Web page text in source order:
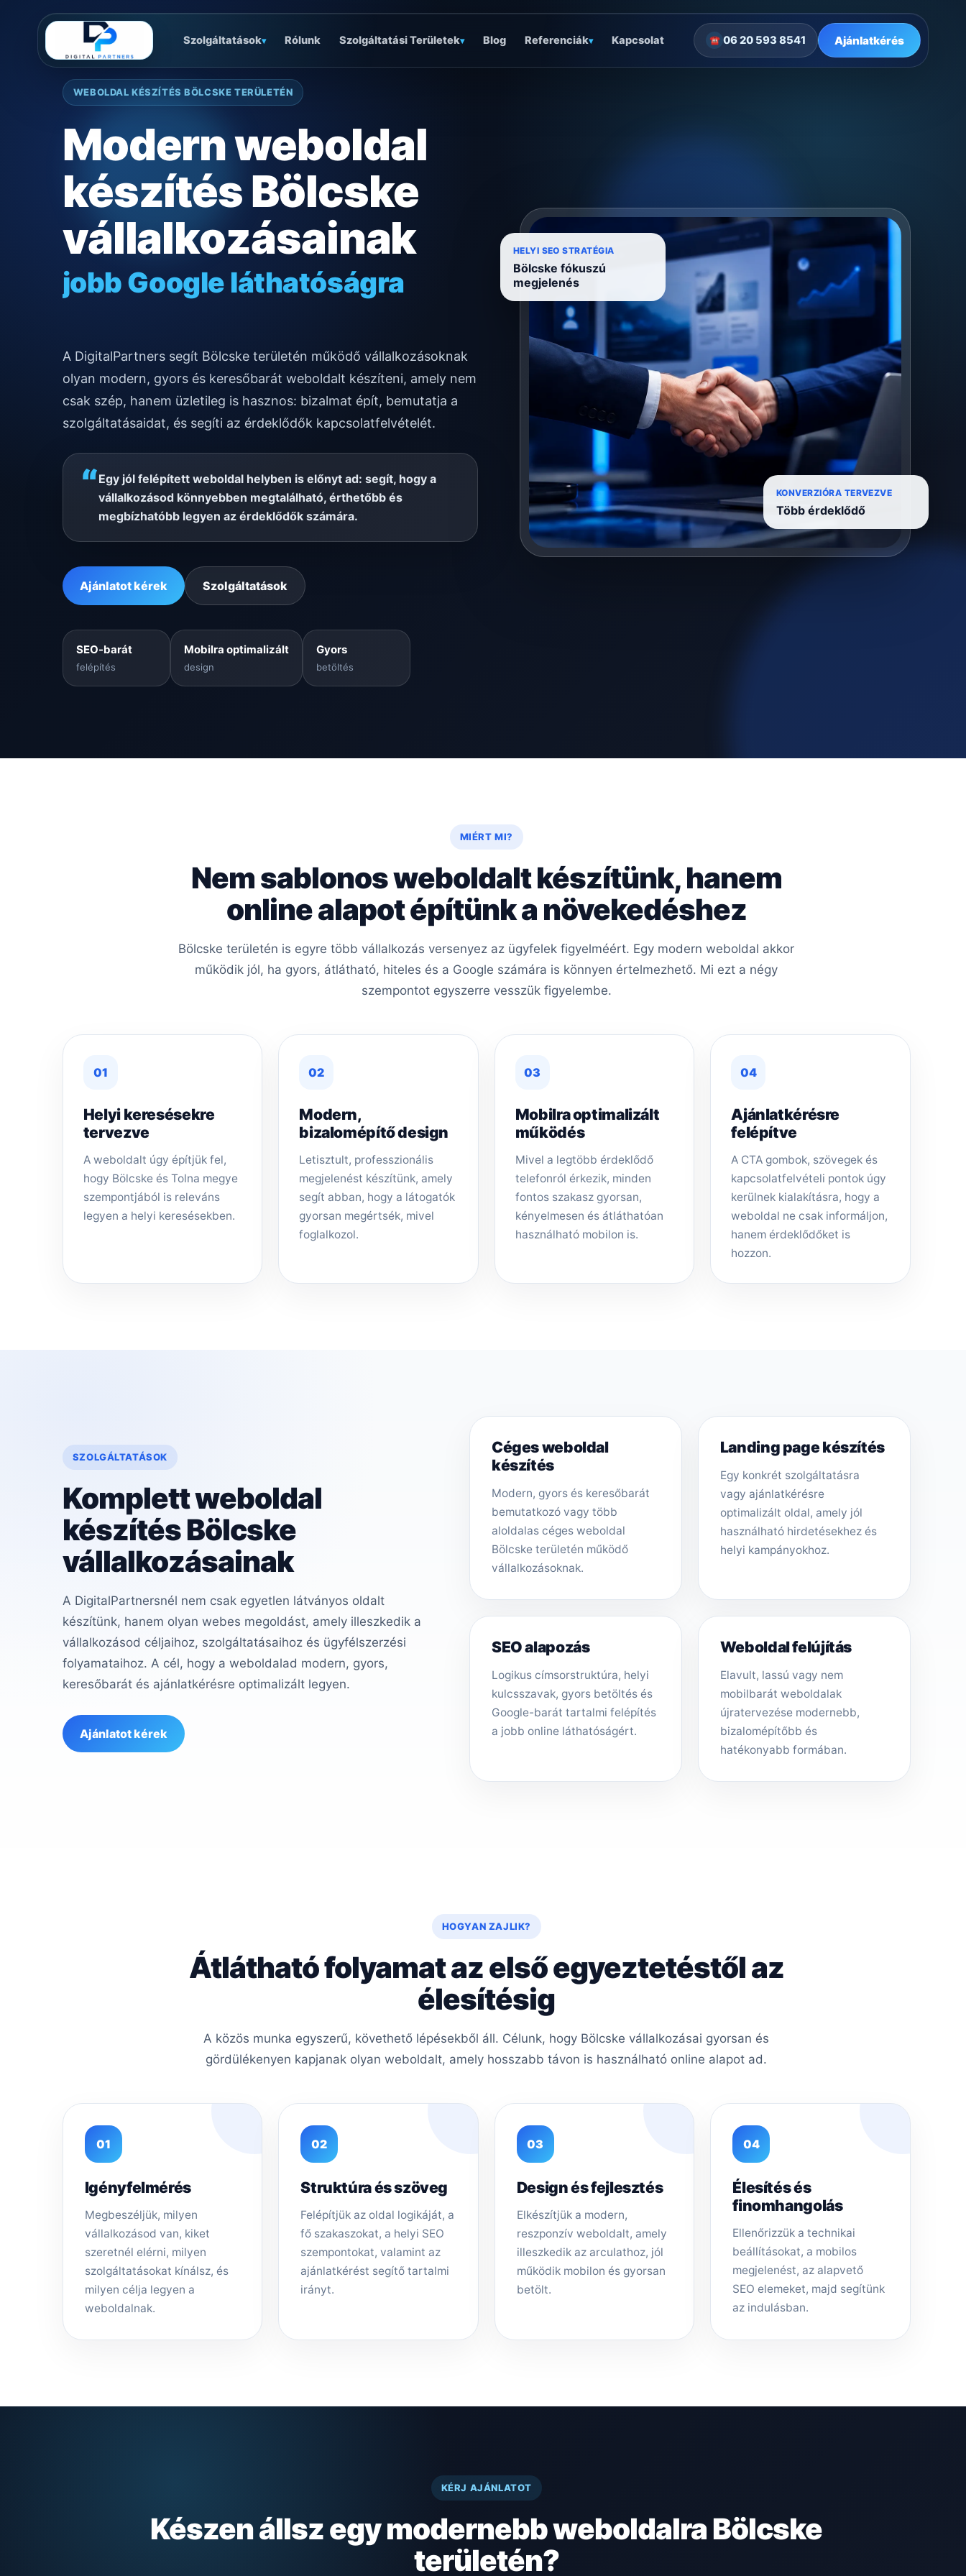
Szolgáltatások▾ Rólunk Szolgáltatási Területek▾ Blog Referenciák▾ Kapcsolat ☎ 06 20 593 8541 Ajánlatkérés
WEBOLDAL KÉSZÍTÉS BÖLCSKE TERÜLETÉN
Modern weboldal
készítés Bölcske
vállalkozásainak
jobb Google láthatóságra
gyors mobilos működésre
A DigitalPartners segít Bölcske területén működő vállalkozásoknak
olyan modern, gyors és keresőbarát weboldalt készíteni, amely nem
csak szép, hanem üzletileg is hasznos: bizalmat épít, bemutatja a
szolgáltatásaidat, és segíti az érdeklődők kapcsolatfelvételét.
“Egy jól felépített weboldal helyben is előnyt ad: segít, hogy a
vállalkozásod könnyebben megtalálható, érthetőbb és
megbízhatóbb legyen az érdeklődők számára.
Ajánlatot kérek Szolgáltatások
SEO-barát
felépítés
Mobilra optimalizált
design
Gyors
betöltés
HELYI SEO STRATÉGIA
Bölcske fókuszú
megjelenés
KONVERZIÓRA TERVEZVE
Több érdeklődő
MIÉRT MI?
Nem sablonos weboldalt készítünk, hanem
online alapot építünk a növekedéshez
Bölcske területén is egyre több vállalkozás versenyez az ügyfelek figyelméért. Egy modern weboldal akkor
működik jól, ha gyors, átlátható, hiteles és a Google számára is könnyen értelmezhető. Mi ezt a négy
szempontot egyszerre vesszük figyelembe.
01
Helyi keresésekre
tervezve
A weboldalt úgy építjük fel,
hogy Bölcske és Tolna megye
szempontjából is releváns
legyen a helyi keresésekben.
02
Modern,
bizalomépítő design
Letisztult, professzionális
megjelenést készítünk, amely
segít abban, hogy a látogatók
gyorsan megértsék, mivel
foglalkozol.
03
Mobilra optimalizált
működés
Mivel a legtöbb érdeklődő
telefonról érkezik, minden
fontos szakasz gyorsan,
kényelmesen és átláthatóan
használható mobilon is.
04
Ajánlatkérésre
felépítve
A CTA gombok, szövegek és
kapcsolatfelvételi pontok úgy
kerülnek kialakításra, hogy a
weboldal ne csak informáljon,
hanem érdeklődőket is
hozzon.
SZOLGÁLTATÁSOK
Komplett weboldal
készítés Bölcske
vállalkozásainak
A DigitalPartnersnél nem csak egyetlen látványos oldalt
készítünk, hanem olyan webes megoldást, amely illeszkedik a
vállalkozásod céljaihoz, szolgáltatásaihoz és ügyfélszerzési
folyamataihoz. A cél, hogy a weboldalad modern, gyors,
keresőbarát és ajánlatkérésre optimalizált legyen.
Ajánlatot kérek
Céges weboldal
készítés
Modern, gyors és keresőbarát
bemutatkozó vagy több
aloldalas céges weboldal
Bölcske területén működő
vállalkozásoknak.
Landing page készítés
Egy konkrét szolgáltatásra
vagy ajánlatkérésre
optimalizált oldal, amely jól
használható hirdetésekhez és
helyi kampányokhoz.
SEO alapozás
Logikus címsorstruktúra, helyi
kulcsszavak, gyors betöltés és
Google-barát tartalmi felépítés
a jobb online láthatóságért.
Weboldal felújítás
Elavult, lassú vagy nem
mobilbarát weboldalak
újratervezése modernebb,
bizalomépítőbb és
hatékonyabb formában.
HOGYAN ZAJLIK?
Átlátható folyamat az első egyeztetéstől az
élesítésig
A közös munka egyszerű, követhető lépésekből áll. Célunk, hogy Bölcske vállalkozásai gyorsan és
gördülékenyen kapjanak olyan weboldalt, amely hosszabb távon is használható online alapot ad.
01
Igényfelmérés
Megbeszéljük, milyen
vállalkozásod van, kiket
szeretnél elérni, milyen
szolgáltatásokat kínálsz, és
milyen célja legyen a
weboldalnak.
02
Struktúra és szöveg
Felépítjük az oldal logikáját, a
fő szakaszokat, a helyi SEO
szempontokat, valamint az
ajánlatkérést segítő tartalmi
irányt.
03
Design és fejlesztés
Elkészítjük a modern,
reszponzív weboldalt, amely
illeszkedik az arculathoz, jól
működik mobilon és gyorsan
betölt.
04
Élesítés és
finomhangolás
Ellenőrizzük a technikai
beállításokat, a mobilos
megjelenést, az alapvető
SEO elemeket, majd segítünk
az indulásban.
KÉRJ AJÁNLATOT
Készen állsz egy modernebb weboldalra Bölcske
területén?